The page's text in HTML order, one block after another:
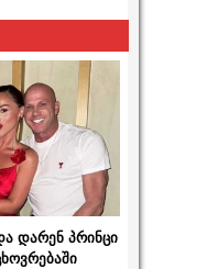
დარენ პრინცი